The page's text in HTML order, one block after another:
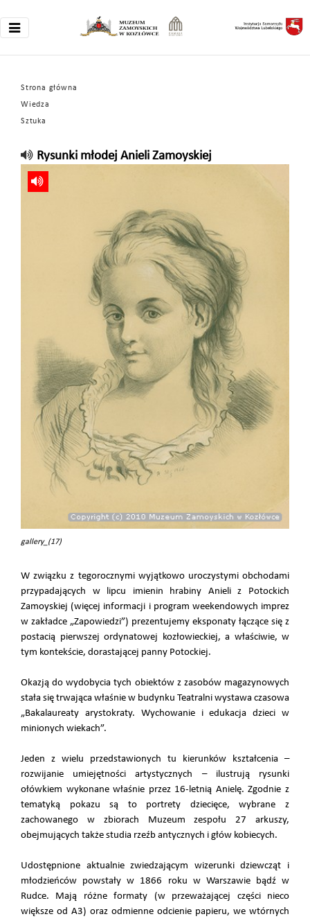
Strona główna
Wiedza
Sztuka
Rysunki młodej Anieli Zamoyskiej
gallery_(17)
W związku z tegorocznymi wyjątkowo uroczystymi obchodami
przypadających w lipcu imienin hrabiny Anieli z Potockich
Zamoyskiej (więcej informacji i program weekendowych imprez
w zakładce „Zapowiedzi”) prezentujemy eksponaty łączące się z
postacią pierwszej ordynatowej kozłowieckiej, a właściwie, w
tym kontekście, dorastającej panny Potockiej.
Okazją do wydobycia tych obiektów z zasobów magazynowych
stała się trwająca właśnie w budynku Teatralni wystawa czasowa
„Bakalaureaty arystokraty. Wychowanie i edukacja dzieci w
minionych wiekach”.
Jeden z wielu przedstawionych tu kierunków kształcenia –
rozwijanie umiejętności artystycznych – ilustrują rysunki
ołówkiem wykonane właśnie przez 16-letnią Anielę. Zgodnie z
tematyką pokazu są to portrety dziecięce, wybrane z
zachowanego w zbiorach Muzeum zespołu 27 arkuszy,
obejmujących także studia rzeźb antycznych i głów kobiecych.
Udostępnione aktualnie zwiedzającym wizerunki dziewcząt i
młodzieńców powstały w 1866 roku w Warszawie bądź w
Rudce. Mają różne formaty (w przeważającej części nieco
większe od A3) oraz odmienne odcienie papieru, we wtórnych